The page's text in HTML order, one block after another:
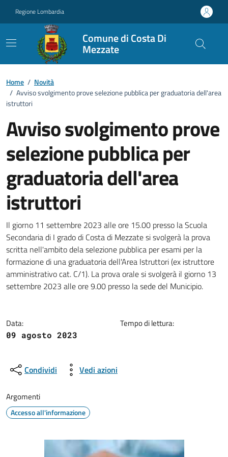
Regione Lombardia
Comune di Costa Di
Mezzate
Home / Novità
/ Avviso svolgimento prove selezione pubblica per graduatoria dell'area
istruttori
Avviso svolgimento prove
selezione pubblica per
graduatoria dell'area
istruttori
Dettagli della notizia
Il giorno 11 settembre 2023 alle ore 15.00 presso la Scuola
Secondaria di I grado di Costa di Mezzate si svolgerà la prova
scritta nell'ambito dela selezione pubblica per esami per la
formazione di una graduatoria dell'Area Istruttori (ex istruttore
amministrativo cat. C/1). La prova orale si svolgerà il giorno 13
settembre 2023 alle ore 9.00 presso la sede del Municipio.
Data:
09 agosto 2023
Tempo di lettura:
Condividi Vedi azioni
Argomenti
Accesso all'informazione